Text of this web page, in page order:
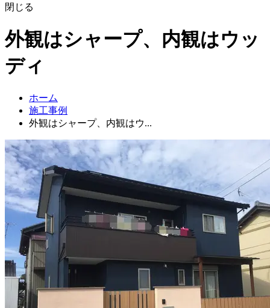
閉じる
外観はシャープ、内観はウッ
ディ
ホーム
施工事例
外観はシャープ、内観はウ...